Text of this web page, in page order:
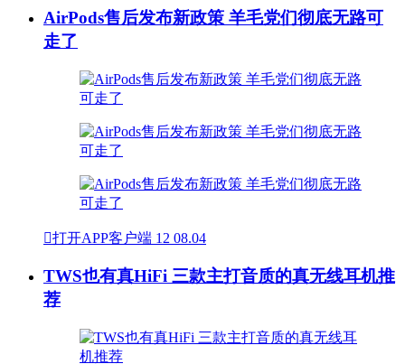
AirPods售后发布新政策 羊毛党们彻底无路可
走了
打开APP客户端 12 08.04
TWS也有真HiFi 三款主打音质的真无线耳机推
荐